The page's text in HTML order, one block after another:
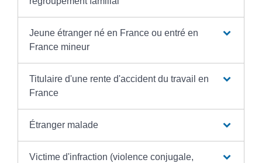
Jeune étranger né en France ou entré en
France mineur
Titulaire d'une rente d'accident du travail en
France
Étranger malade
Victime d'infraction (violence conjugale,